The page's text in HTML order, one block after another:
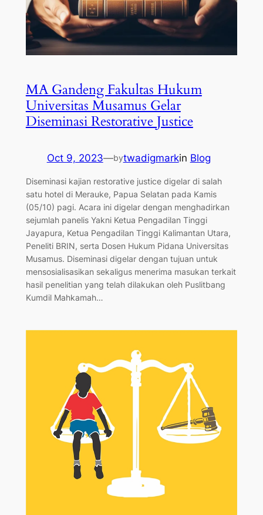
MA Gandeng Fakultas Hukum
Universitas Musamus Gelar
Diseminasi Restorative Justice
Oct 9, 2023—bytwadigmarkin Blog
Diseminasi kajian restorative justice digelar di salah
satu hotel di Merauke, Papua Selatan pada Kamis
(05/10) pagi. Acara ini digelar dengan menghadirkan
sejumlah panelis Yakni Ketua Pengadilan Tinggi
Jayapura, Ketua Pengadilan Tinggi Kalimantan Utara,
Peneliti BRIN, serta Dosen Hukum Pidana Universitas
Musamus. Diseminasi digelar dengan tujuan untuk
mensosialisasikan sekaligus menerima masukan terkait
hasil penelitian yang telah dilakukan oleh Puslitbang
Kumdil Mahkamah…